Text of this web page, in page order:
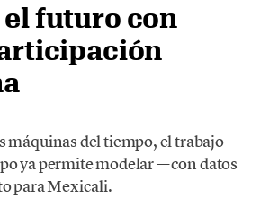
futuro con
máquinas del tiempo, el trabajo
ya permite modelar —con datos
para Mexicali.